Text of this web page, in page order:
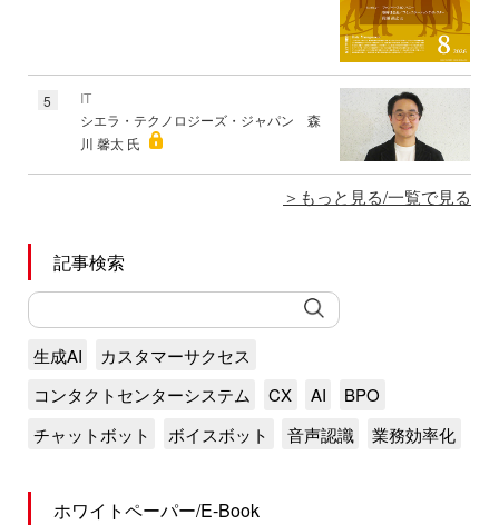
5
IT
シエラ・テクノロジーズ・ジャパン 森
川 馨太 氏
もっと見る/一覧で見る
記事検索
生成AI
カスタマーサクセス
コンタクトセンターシステム
CX AI
BPO
チャットボット
ボイスボット 音声認識 業務効率化
ホワイトペーパー/E-Book